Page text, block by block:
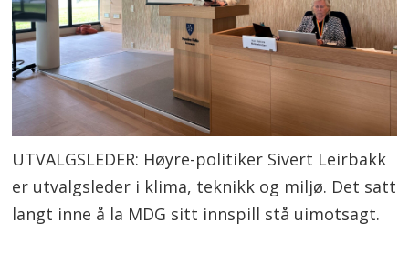
UTVALGSLEDER: Høyre-politiker Sivert Leirbakk
er utvalgsleder i klima, teknikk og miljø. Det satt
langt inne å la MDG sitt innspill stå uimotsagt.